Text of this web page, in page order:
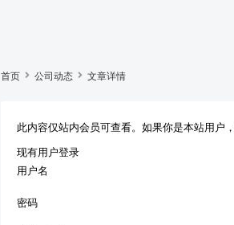
首页 公司动态 文章详情
此内容仅站内会员可查看。如果你是本站用户
现有用户登录
用户名
密码